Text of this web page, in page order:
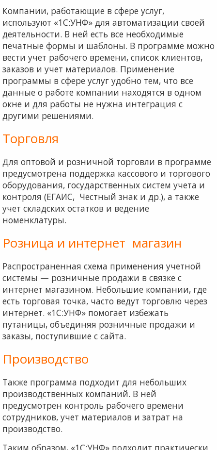
Компании, работающие в сфере услуг,
используют «1С:УНФ» для автоматизации своей
деятельности. В ней есть все необходимые
печатные формы и шаблоны. В программе можно
вести учет рабочего времени, список клиентов,
заказов и учет материалов. Применение
программы в сфере услуг удобно тем, что все
данные о работе компании находятся в одном
окне и для работы не нужна интеграция с
другими решениями.
Торговля
Для оптовой и розничной торговли в программе
предусмотрена поддержка кассового и торгового
оборудования, государственных систем учета и
контроля (ЕГАИС, Честный знак и др.), а также
учет складских остатков и ведение
номенклатуры.
Розница и интернет магазин
Распространенная схема применения учетной
системы — розничные продажи в связке с
интернет магазином. Небольшие компании, где
есть торговая точка, часто ведут торговлю через
интернет. «1С:УНФ» помогает избежать
путаницы, объединяя розничные продажи и
заказы, поступившие с сайта.
Производство
Также программа подходит для небольших
производственных компаний. В ней
предусмотрен контроль рабочего времени
сотрудников, учет материалов и затрат на
производство.
Таким образом, «1С:УНФ» подходит практически